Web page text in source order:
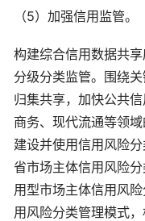
（5）加强信用监管。
构建综合信用数据共
分级分类监管。围绕
归集共享，加快公共
商务、现代流通等领
建设并使用信用风险
省市场主体信用风险
用型市场主体信用风
用风险分类管理模式